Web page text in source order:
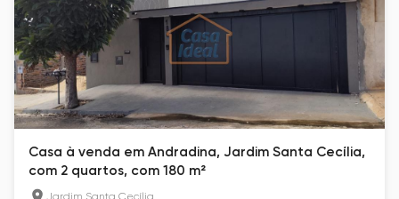
Casa à venda em Andradina, Jardim Santa Cecília,
com 2 quartos, com 180 m²
Jardim Santa Cecília